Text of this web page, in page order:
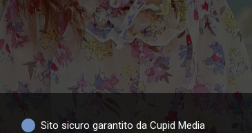
Sito sicuro garantito da Cupid Media